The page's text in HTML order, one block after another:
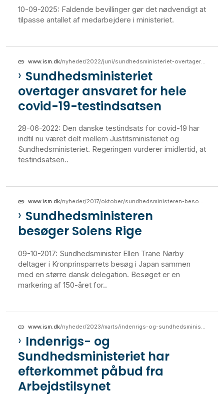
10-09-2025: Faldende bevillinger gør det nødvendigt at
tilpasse antallet af medarbejdere i ministeriet.
www.ism.dk/nyheder/2022/juni/sundhedsministeriet-overtager-ansvaret-for-hele-covid-19-testindsatsen
Sundhedsministeriet
overtager ansvaret for hele
covid-19-testindsatsen
28-06-2022: Den danske testindsats for covid-19 har
indtil nu været delt mellem Justitsministeriet og
Sundhedsministeriet. Regeringen vurderer imidlertid, at
testindsatsen..
www.ism.dk/nyheder/2017/oktober/sundhedsministeren-besoeger-solens-rige
Sundhedsministeren
besøger Solens Rige
09-10-2017: Sundhedsminister Ellen Trane Nørby
deltager i Kronprinsparrets besøg i Japan sammen
med en større dansk delegation. Besøget er en
markering af 150-året for..
www.ism.dk/nyheder/2023/marts/indenrigs-og-sundhedsministeriet-har-efterkommet-paabud-fra-arbejdstilsynet
Indenrigs- og
Sundhedsministeriet har
efterkommet påbud fra
Arbejdstilsynet